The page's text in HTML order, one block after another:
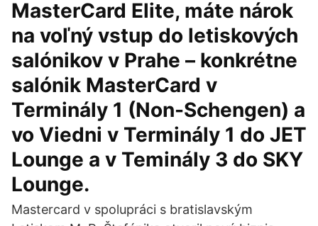
MasterCard Elite, máte nárok
na voľný vstup do letiskových
salónikov v Prahe – konkrétne
salónik MasterCard v
Terminály 1 (Non-Schengen) a
vo Viedni v Terminály 1 do JET
Lounge a v Teminály 3 do SKY
Lounge.
Mastercard v spolupráci s bratislavským